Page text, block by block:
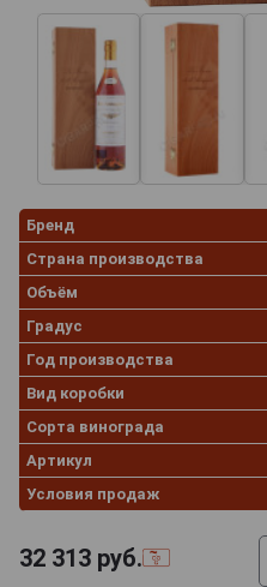
Бренд
Страна производства
Объём
Градус
Год производства
Вид коробки
Сорта винограда
Артикул
Условия продаж
32 313 руб.